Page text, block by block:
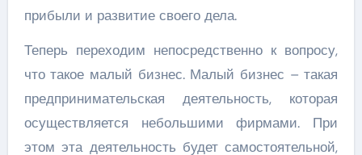
прибыли и развитие своего дела.
Теперь переходим непосредственно к вопросу,
что такое малый бизнес. Малый бизнес – такая
предпринимательская деятельность, которая
осуществляется небольшими фирмами. При
этом эта деятельность будет самостоятельной,